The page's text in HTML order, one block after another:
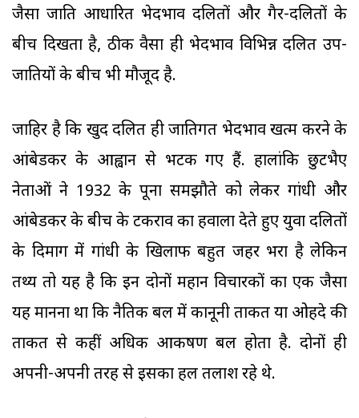
जैसा जाति आधारित भेदभाव दलितों और गैर-दलितों के
बीच दिखता है, ठीक वैसा ही भेदभाव विभिन्न दलित उप-
जातियों के बीच भी मौजूद है.
जाहिर है कि खुद दलित ही जातिगत भेदभाव खत्म करने के
आंबेडकर के आह्वान से भटक गए हैं. हालांकि छुटभैए
नेताओं ने 1932 के पूना समझौते को लेकर गांधी और
आंबेडकर के बीच के टकराव का हवाला देते हुए युवा दलितों
के दिमाग में गांधी के खिलाफ बहुत जहर भरा है लेकिन
तथ्य तो यह है कि इन दोनों महान विचारकों का एक जैसा
यह मानना था कि नैतिक बल में कानूनी ताकत या ओहदे की
ताकत से कहीं अधिक आकर्षण बल होता है. दोनों ही
अपनी-अपनी तरह से इसका हल तलाश रहे थे.